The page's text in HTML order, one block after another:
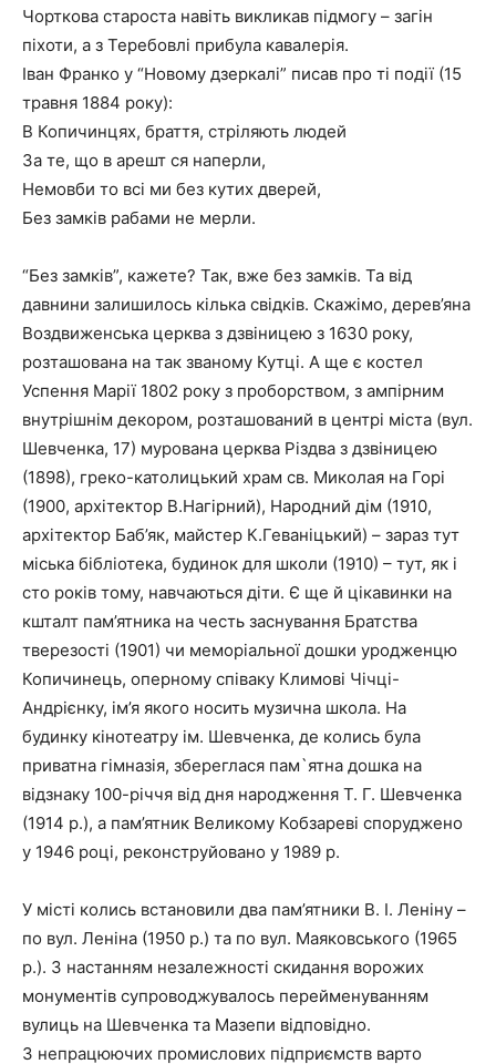
Чорткова староста навіть викликав підмогу – загін
піхоти, а з Теребовлі прибула кавалерія.
Іван Франко у “Новому дзеркалі” писав про ті події (15
травня 1884 року):
В Копичинцях, браття, стріляють людей
За те, що в арешт ся наперли,
Немовби то всі ми без кутих дверей,
Без замків рабами не мерли.
“Без замків”, кажете? Так, вже без замків. Та від
давнини залишилось кілька свідків. Скажімо, дерев’яна
Воздвиженська церква з дзвіницею з 1630 року,
розташована на так званому Кутці. А ще є костел
Успення Марії 1802 року з проборством, з ампірним
внутрішнім декором, розташований в центрі міста (вул.
Шевченка, 17) мурована церква Різдва з дзвіницею
(1898), греко-католицький храм св. Миколая на Горі
(1900, архітектор В.Нагірний), Народний дім (1910,
архітектор Баб’як, майстер К.Геваніцький) – зараз тут
міська бібліотека, будинок для школи (1910) – тут, як і
сто років тому, навчаються діти. Є ще й цікавинки на
кшталт пам’ятника на честь заснування Братства
тверезості (1901) чи меморіальної дошки уродженцю
Копичинець, оперному співаку Климові Чічці-
Андрієнку, ім’я якого носить музична школа. На
будинку кінотеатру ім. Шевченка, де колись була
приватна гімназія, збереглася пам`ятна дошка на
відзнаку 100-річчя від дня народження Т. Г. Шевченка
(1914 р.), а пам’ятник Великому Кобзареві споруджено
у 1946 році, реконструйовано у 1989 р.
У місті колись встановили два пам’ятники В. І. Леніну –
по вул. Леніна (1950 р.) та по вул. Маяковського (1965
р.). З настанням незалежності скидання ворожих
монументів супроводжувалось перейменуванням
вулиць на Шевченка та Мазепи відповідно.
З непрацюючих промислових підприємств варто